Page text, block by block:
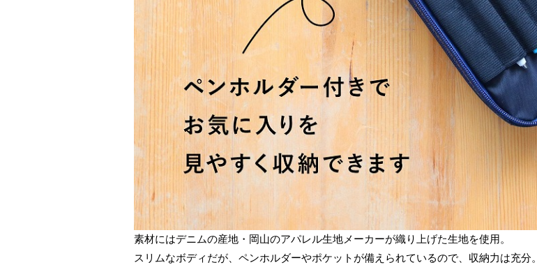
素材にはデニムの産地・岡山のアパレル生地メーカーが織り上げた生地を使用。
スリムなボディだが、ペンホルダーやポケットが備えられているので、収納力は充分。